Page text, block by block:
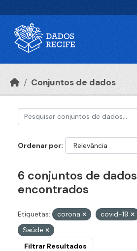
Conjuntos de dados
Ordenar por
6 conjuntos de dados
encontrados
Etiquetas: corona covid-19
Saúde
Filtrar Resultados